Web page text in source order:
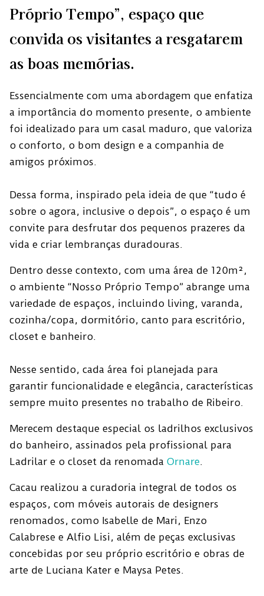
Próprio Tempo”, espaço que
convida os visitantes a resgatarem
as boas memórias.
Essencialmente com uma abordagem que enfatiza
a importância do momento presente, o ambiente
foi idealizado para um casal maduro, que valoriza
o conforto, o bom design e a companhia de
amigos próximos.
Dessa forma, inspirado pela ideia de que “tudo é
sobre o agora, inclusive o depois”, o espaço é um
convite para desfrutar dos pequenos prazeres da
vida e criar lembranças duradouras.
Dentro desse contexto, com uma área de 120m²,
o ambiente “Nosso Próprio Tempo” abrange uma
variedade de espaços, incluindo living, varanda,
cozinha/copa, dormitório, canto para escritório,
closet e banheiro.
Nesse sentido, cada área foi planejada para
garantir funcionalidade e elegância, características
sempre muito presentes no trabalho de Ribeiro.
Merecem destaque especial os ladrilhos exclusivos
do banheiro, assinados pela profissional para
Ladrilar e o closet da renomada Ornare.
Cacau realizou a curadoria integral de todos os
espaços, com móveis autorais de designers
renomados, como Isabelle de Mari, Enzo
Calabrese e Alfio Lisi, além de peças exclusivas
concebidas por seu próprio escritório e obras de
arte de Luciana Kater e Maysa Petes.